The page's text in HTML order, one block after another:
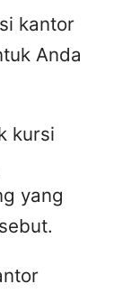
kantor
Anda
kursi
yang